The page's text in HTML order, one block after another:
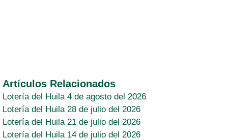
Artículos Relacionados
Lotería del Huila 4 de agosto del 2026
Lotería del Huila 28 de julio del 2026
Lotería del Huila 21 de julio del 2026
Lotería del Huila 14 de julio del 2026